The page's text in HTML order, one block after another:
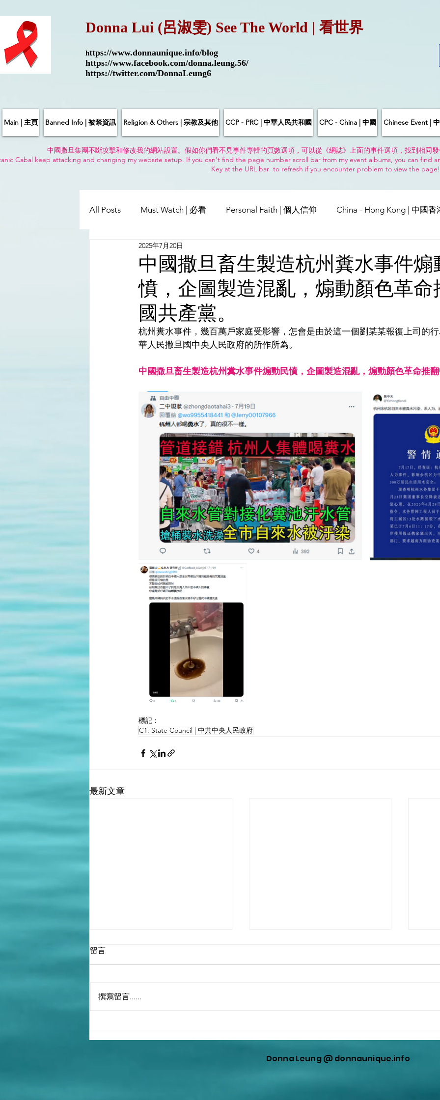
Donna Lui (呂淑雯) See The World | 看世界
https://www.donnaunique.info/blog
https://www.facebook.com/donna.leung.56/
https://twitter.com/DonnaLeung6
Main | 主頁 Banned Info | 被禁資訊 Religion & Others | 宗教及其他 CCP - PRC | 中華人民共和國 CPC - China | 中國 Chinese Event |
中國撒旦集團不斷攻擊和修改我的網站設置。假如你們看不見事件專輯的頁數選項，可以從《網誌》上面的事件選項，找到相同
Cabal keep attacking and changing my website setup. If you can't find the page number scroll bar from my event albums, you can find
Key at the URL bar to refresh if you encounter problem to view the
All Posts Must Watch | 必看 Personal Faith | 個人信仰 China - Hong Kong | 中國香
China - Taiwan | 中國臺灣
Satanic Cabals | 撒旦集團 USA | 美國 Pandemic & Health | 流行病 & 健康
Religion | 宗教 Mass Media | 傳媒 Middle East
中國撒旦畜生製造杭州糞水事件煽
憤，企圖製造混亂，煽動顏色革命
國共產黨。
2025年7月20日
杭州糞水事件，幾百萬戶家庭受影響，怎會是由於這一個劉某某報復上司的
華人民撒旦國中央人民政府的所作所為。
中國撒旦畜生製造杭州糞水事件煽動民憤，企圖製造混亂，煽動顏色革命推
標記：
C1: State Council | 中共中央人民政府
最新文章
共和國憲法，公開羞辱中華人
人》！
產
留言
撰寫留言......
Donna Leung @ donnaunique.info